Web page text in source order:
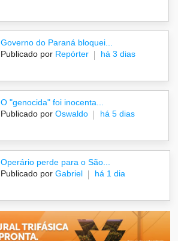
Governo do Paraná bloquei...
Publicado por Repórter há 3 dias
O "genocida" foi inocenta...
Publicado por Oswaldo há 5 dias
Operário perde para o São...
Publicado por Gabriel há 1 dia